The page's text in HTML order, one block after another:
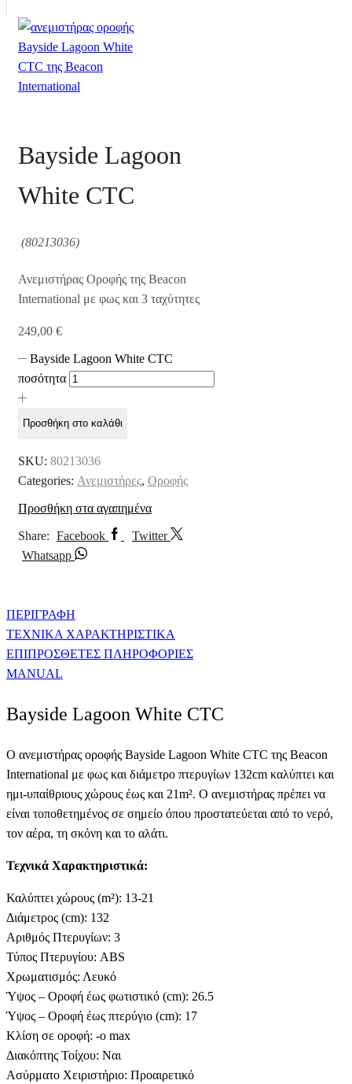
Bayside Lagoon
White CTC
(80213036)
Ανεμιστήρας Οροφής της Beacon
International με φως και 3 ταχύτητες
249,00 €
Bayside Lagoon White CTC
ποσότητα
Προσθήκη στο καλάθι
SKU: 80213036
Categories: Ανεμιστήρες, Οροφής
Προσθήκη στα αγαπημένα
Share: Facebook
Twitter
Whatsapp
ΠΕΡΙΓΡΑΦΉ
ΤΕΧΝΙΚΑ ΧΑΡΑΚΤΗΡΙΣΤΙΚΑ
ΕΠΙΠΡΟΣΘΕΤΕΣ ΠΛΗΡΟΦΟΡΙΕΣ
MANUAL
Bayside Lagoon White CTC
Ο ανεμιστήρας οροφής Bayside Lagoon White CTC της Beacon
International με φως και διάμετρο πτερυγίων 132cm καλύπτει και
ημι-υπαίθριους χώρους έως και 21m². Ο ανεμιστήρας πρέπει να
είναι τοποθετημένος σε σημείο όπου προστατεύεται από το νερό,
τον αέρα, τη σκόνη και το αλάτι.
Τεχνικά Χαρακτηριστικά:
Καλύπτει χώρους (m²): 13-21
Διάμετρος (cm): 132
Αριθμός Πτερυγίων: 3
Τύπος Πτερυγίου: ABS
Χρωματισμός: Λευκό
Ύψος – Οροφή έως φωτιστικό (cm): 26.5
Ύψος – Οροφή έως πτερύγιο (cm): 17
Κλίση σε οροφή: -ο max
Διακόπτης Τοίχου: Ναι
Ασύρματο Χειριστήριο: Προαιρετικό